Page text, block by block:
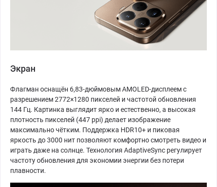
Экран
Флагман оснащён 6,83-дюймовым AMOLED-дисплеем с
разрешением 2772×1280 пикселей и частотой обновления
144 Гц. Картинка выглядит ярко и естественно, а высокая
плотность пикселей (447 ppi) делает изображение
максимально чётким. Поддержка HDR10+ и пиковая
яркость до 3000 нит позволяют комфортно смотреть видео и
играть даже на солнце. Технология AdaptiveSync регулирует
частоту обновления для экономии энергии без потери
плавности.